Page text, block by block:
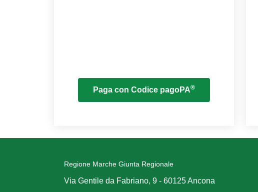
Paga con Codice pagoPA®
Regione Marche Giunta Regionale
Via Gentile da Fabriano, 9 - 60125 Ancona